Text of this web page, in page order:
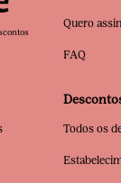
Quero
FAQ
Todos os